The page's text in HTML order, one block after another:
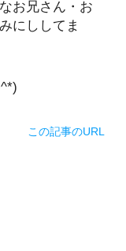
お兄さん・お
にししてま
この記事のURL